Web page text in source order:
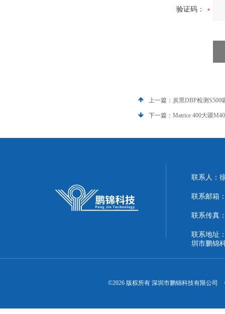
验证码：
上一篇： 炭黑DBP检测S500
下一篇： Matrice 400大疆
联系人：
联系邮箱
联系传真
联系地址
圳市鹏锦
©2026 版权所有 深圳市鹏锦科技有限公司